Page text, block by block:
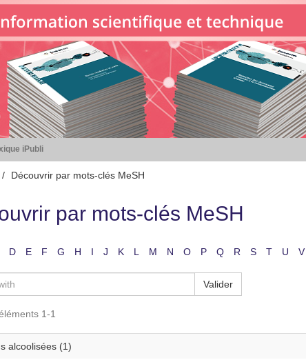
iPubli
Découvrir par mots-clés MeSH
par mots-clés MeSH
D E F G H I J K L M N O P Q R S T U V
Valider
1-1
alcoolisées (1)